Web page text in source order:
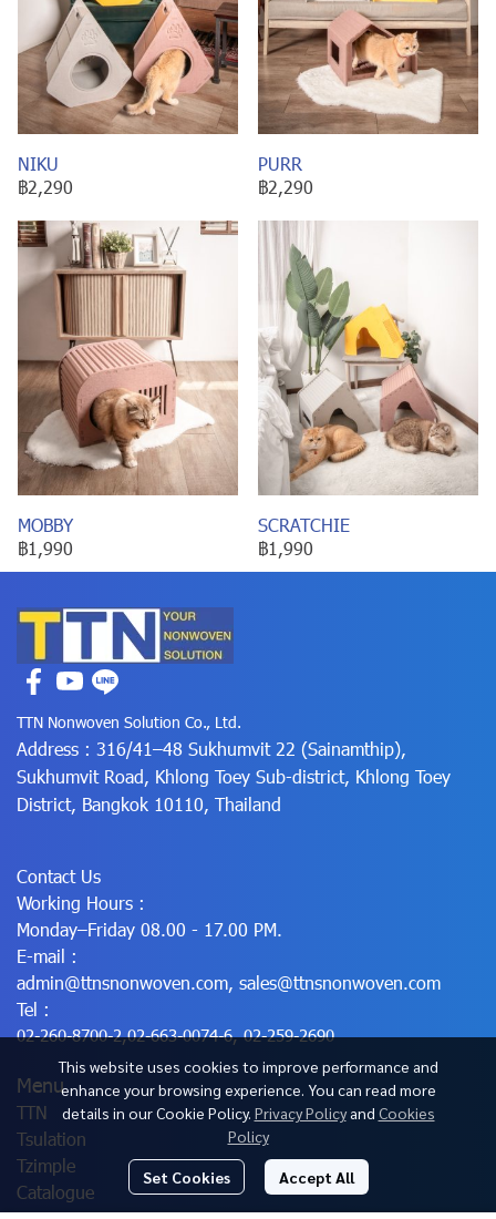
NIKU
฿2,290
PURR
฿2,290
MOBBY
฿1,990
SCRATCHIE
฿1,990
This website uses cookies to improve performance and
enhance your browsing experience. You can read more
details in our Cookie Policy. Privacy Policy and Cookies
Policy
Set Cookies Accept All
TTN Nonwoven Solution Co., Ltd.
Address : 316/41–48 Sukhumvit 22 (Sainamthip),
Sukhumvit Road, Khlong Toey Sub-district, Khlong Toey
District, Bangkok 10110, Thailand
Contact Us
Working Hours :
Monday–Friday 08.00 - 17.00 PM.
E-mail :
admin@ttnsnonwoven.com, sales@ttnsnonwoven.com
Tel :
02-260-8700-2,02-663-0074-6,02-259-2690
Menu
TTN
Tsulation
Tzimple
Catalogue